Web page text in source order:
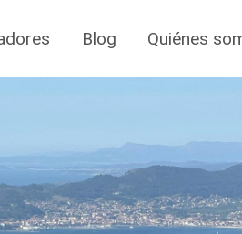
Blog Quiénes